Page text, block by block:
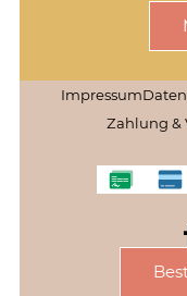
Impressum
Zahlung &